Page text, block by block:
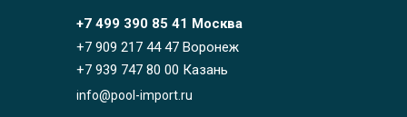
+7 499 390 85 41 Москва
+7 909 217 44 47 Воронеж
+7 939 747 80 00 Казань
info@pool-import.ru